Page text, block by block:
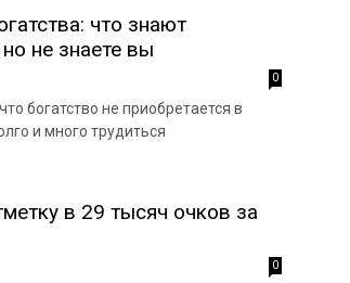
что знают
не знаете вы
0
богатство не приобретается в
и много трудиться
в 29 тысяч очков за
0